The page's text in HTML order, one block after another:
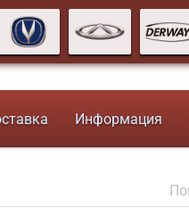
Информация